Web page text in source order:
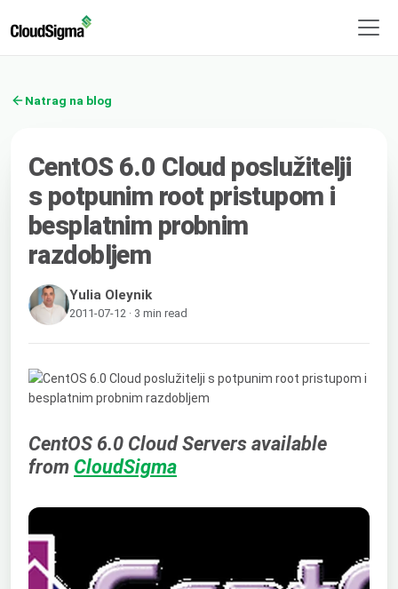
Natrag na blog
CentOS 6.0 Cloud poslužitelji
s potpunim root pristupom i
besplatnim probnim
razdobljem
Yulia Oleynik
2011-07-12 · 3 min read
CentOS 6.0 Cloud Servers available
from CloudSigma